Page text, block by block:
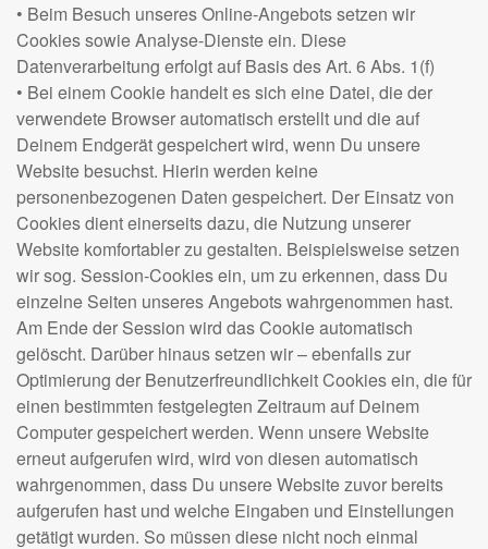
• Beim Besuch unseres Online-Angebots setzen wir
Cookies sowie Analyse-Dienste ein. Diese
Datenverarbeitung erfolgt auf Basis des Art. 6 Abs. 1(f)
• Bei einem Cookie handelt es sich eine Datei, die der
verwendete Browser automatisch erstellt und die auf
Deinem Endgerät gespeichert wird, wenn Du unsere
Website besuchst. Hierin werden keine
personenbezogenen Daten gespeichert. Der Einsatz von
Cookies dient einerseits dazu, die Nutzung unserer
Website komfortabler zu gestalten. Beispielsweise setzen
wir sog. Session-Cookies ein, um zu erkennen, dass Du
einzelne Seiten unseres Angebots wahrgenommen hast.
Am Ende der Session wird das Cookie automatisch
gelöscht. Darüber hinaus setzen wir – ebenfalls zur
Optimierung der Benutzerfreundlichkeit Cookies ein, die für
einen bestimmten festgelegten Zeitraum auf Deinem
Computer gespeichert werden. Wenn unsere Website
erneut aufgerufen wird, wird von diesen automatisch
wahrgenommen, dass Du unsere Website zuvor bereits
aufgerufen hast und welche Eingaben und Einstellungen
getätigt wurden. So müssen diese nicht noch einmal